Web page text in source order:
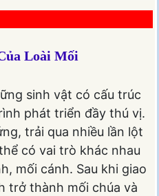
Loài Mối
sinh vật có cấu trúc
phát triển đầy thú vị.
trải qua nhiều lần lột
có vai trò khác nhau
mối cánh. Sau khi giao
trở thành mối chúa và